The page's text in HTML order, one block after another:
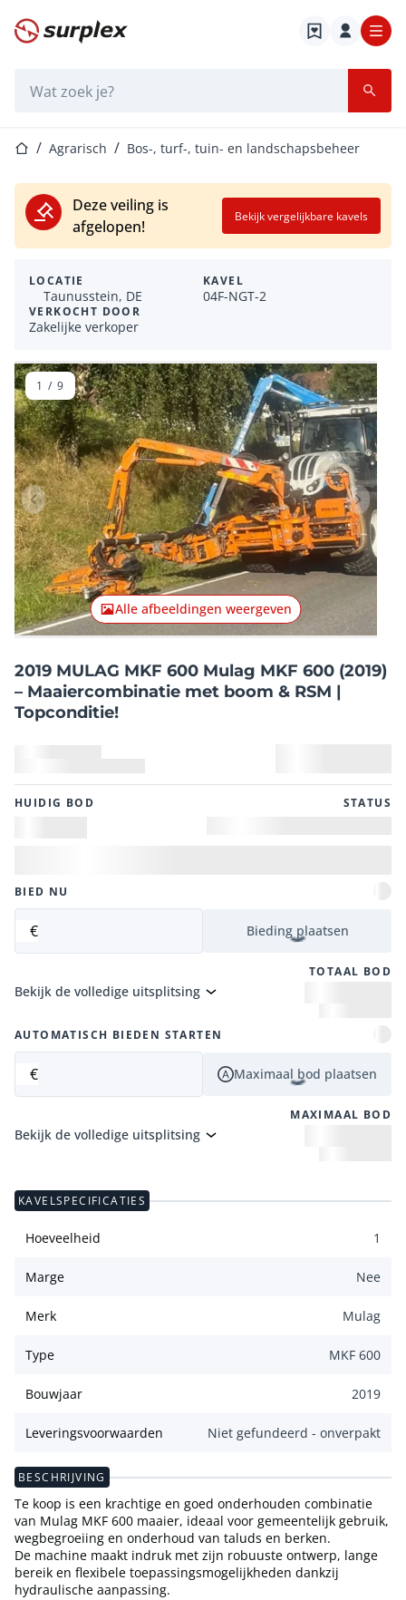
Startpagina
Startpagina
Agrarisch Bos-, turf-, tuin- en landschapsbeheer
Deze veiling is
afgelopen!
Bekijk vergelijkbare kavels
LOCATIE
Taunusstein, DE
VERKOCHT DOOR
Zakelijke verkoper
KAVEL
04F-NGT-2
Vorig item
Alle afbeeldingen weergeven
1 / 9
2019 MULAG MKF 600 Mulag MKF 600 (2019)
– Maaiercombinatie met boom & RSM |
Topconditie!
HUIDIG ​​BOD STATUS
BIED NU
€ Bieding plaatsen
TOTAAL BOD
Bekijk de volledige uitsplitsing
AUTOMATISCH BIEDEN STARTEN
€ Maximaal bod plaatsen
MAXIMAAL BOD
Bekijk de volledige uitsplitsing
KAVELSPECIFICATIES
Hoeveelheid 1
Marge Nee
Merk Mulag
Type MKF 600
Bouwjaar 2019
Leveringsvoorwaarden Niet gefundeerd - onverpakt
BESCHRIJVING
Te koop is een krachtige en goed onderhouden combinatie
van Mulag MKF 600 maaier, ideaal voor gemeentelijk gebruik,
wegbegroeiing en onderhoud van taluds en berken.
De machine maakt indruk met zijn robuuste ontwerp, lange
bereik en flexibele toepassingsmogelijkheden dankzij
hydraulische aanpassing.